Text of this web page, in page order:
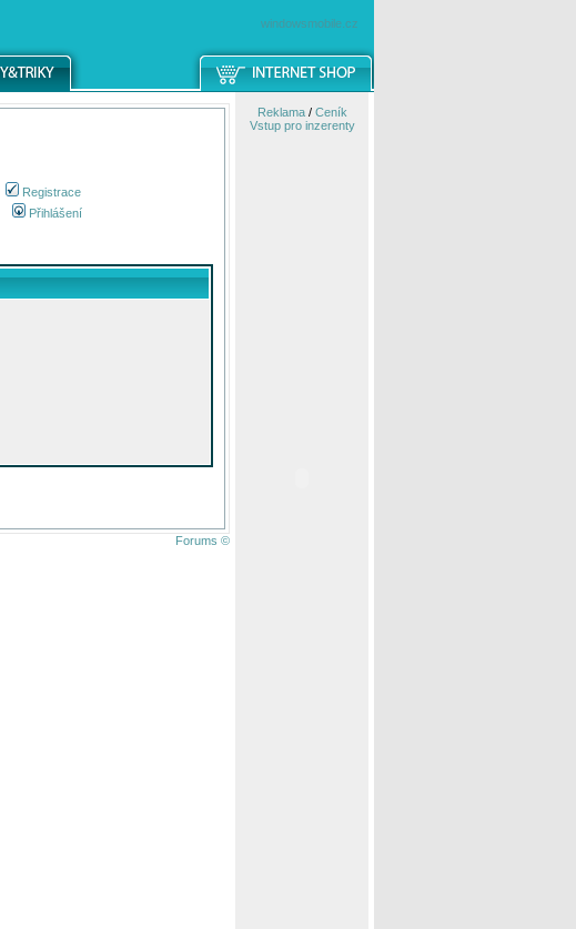
windowsmobile.cz
Registrace
Přihlášení
Forums ©
Reklama/ Ceník
Vstup pro inzerenty